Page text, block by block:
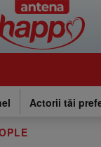
Actorii tăi